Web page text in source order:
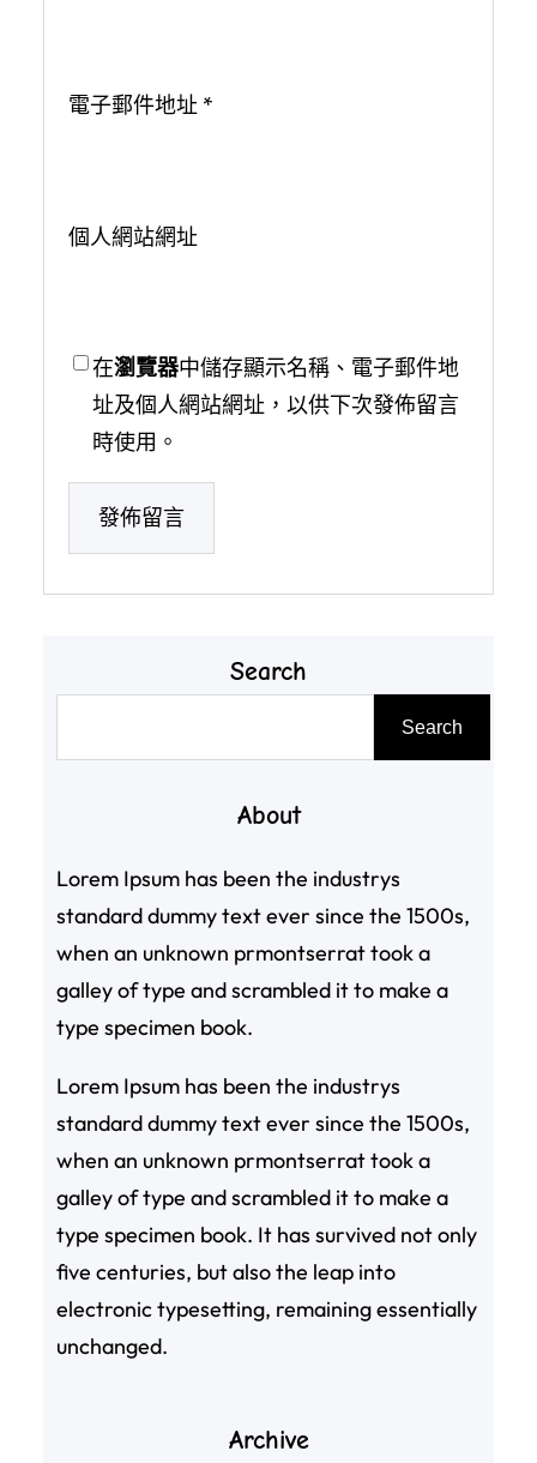
電子郵件地址 *
個人網站網址
在瀏覽器中儲存顯示名稱、電子郵件地
址及個人網站網址，以供下次發佈留言
時使用。
Search
Search
About
Lorem Ipsum has been the industrys
standard dummy text ever since the 1500s,
when an unknown prmontserrat took a
galley of type and scrambled it to make a
type specimen book.
Lorem Ipsum has been the industrys
standard dummy text ever since the 1500s,
when an unknown prmontserrat took a
galley of type and scrambled it to make a
type specimen book. It has survived not only
five centuries, but also the leap into
electronic typesetting, remaining essentially
unchanged.
Archive